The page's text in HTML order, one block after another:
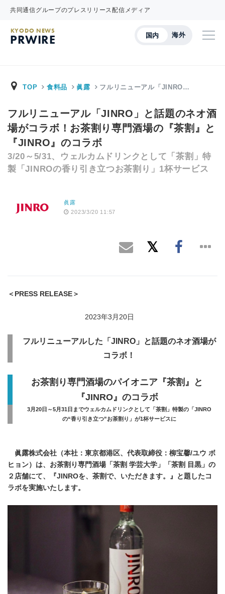
共同通信グループのプレスリリース配信メディア
国内 海外
KYODO NEWS
PRWIRE
TOP 食料品 眞露 フルリニューアル「JINRO…
フルリニューアル「JINRO」と話題のネオ酒
場がコラボ！お茶割り専門酒場の『茶割』と
『JINRO』のコラボ
3/20～5/31、ウェルカムドリンクとして「茶割」特
製「JINROの香り引き立つお茶割り」1杯サービス
眞露
2023/3/20 11:57
＜ PRESS RELEASE ＞
2023年3月20日
フルリニューアルした「 JINRO」と話題のネオ酒場が
コラボ！
お茶割り専門酒場のパイオニア『茶割』と
『JINRO』のコラボ
3月20日～5月31日までウェルカムドリンクとして「茶割」特製の「JINRO
の“香り引き立つ”お茶割り」が1杯サービスに
眞露株式会社（本社：東京都港区、代表取締役：柳宝馨/ユウ ボ
ヒョン）は、お茶割り専門酒場「茶割 学芸大学」「茶割 目黒」の
２店舗にて、『JINROを、茶割で、いただきます。』と題したコ
ラボを実施いたします。